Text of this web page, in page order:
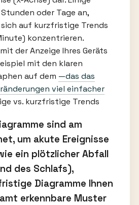
oder Tage an,
auf kurzfristige Trends
konzentrieren.
der Anzeige Ihres Geräts
mit den klaren
auf dem —das das
viel einfacher
vs. kurzfristige Trends
sind am
um akute Ereignisse
ein plötzlicher Abfall
des Schlafs),
Diagramme Ihnen
erkennbare Muster